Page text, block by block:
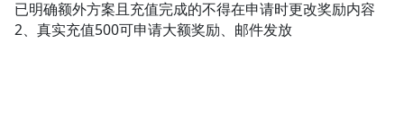
已明确额外方案且充值完成的不得在申请时更改奖励内容
2、真实充值500可申请大额奖励、邮件发放